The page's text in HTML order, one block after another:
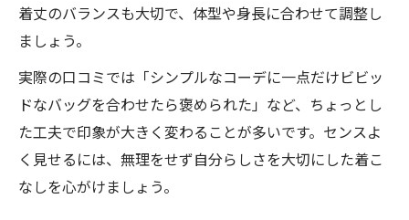
着丈のバランスも大切で、体型や身長に合わせて調整し
ましょう。
実際の口コミでは「シンプルなコーデに一点だけビビッ
ドなバッグを合わせたら褒められた」など、ちょっとし
た工夫で印象が大きく変わることが多いです。センスよ
く見せるには、無理をせず自分らしさを大切にした着こ
なしを心がけましょう。